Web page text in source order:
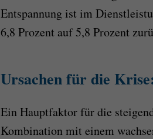
Entspannung ist im
6,8 Prozent auf 5,8 Prozent
Ursachen für die
Ein Hauptfaktor für die
Kombination mit einem